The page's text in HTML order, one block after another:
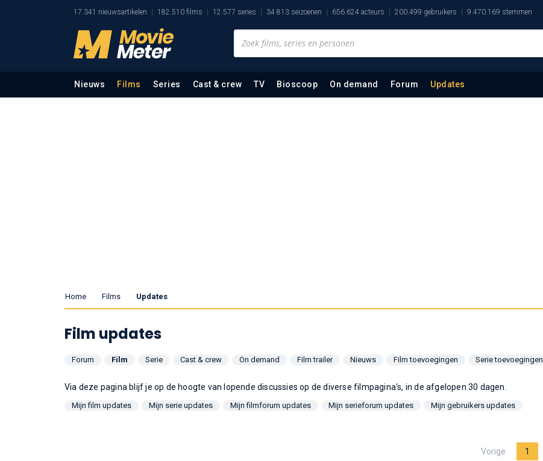
17.341 nieuwsartikelen 182.510 films 12.577 series 34.813 seizoenen 656.624 acteurs 200.499 gebruikers 9.470.169 stemmen
Nieuws Films Series Cast & crew TV Bioscoop On demand Forum Updates
Home Films Updates
Film updates
Forum Film Serie Cast & crew On demand Film trailer Nieuws Film toevoegingen Serie toevoegingen
Via deze pagina blijf je op de hoogte van lopende discussies op de diverse filmpagina's, in de afgelopen 30 dagen.
Mijn film updates Mijn serie updates Mijn filmforum updates Mijn serieforum updates Mijn gebruikers updates
Vorige 1